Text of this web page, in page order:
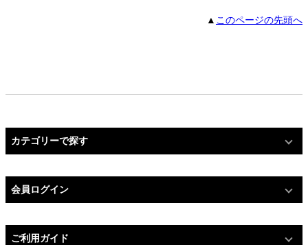
▲ このページの先頭へ
カテゴリーで探す
会員ログイン
ご利用ガイド